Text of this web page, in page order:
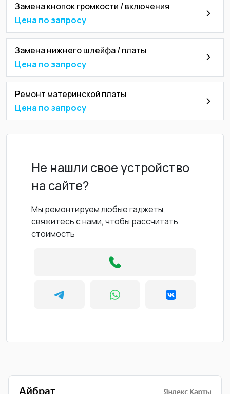
Замена кнопок громкости / включения
Цена по запросу
Замена нижнего шлейфа / платы
Цена по запросу
Ремонт материнской платы
Цена по запросу
Не нашли свое устройство
на сайте?
Мы ремонтируем любые гаджеты,
свяжитесь с нами, чтобы рассчитать
стоимость